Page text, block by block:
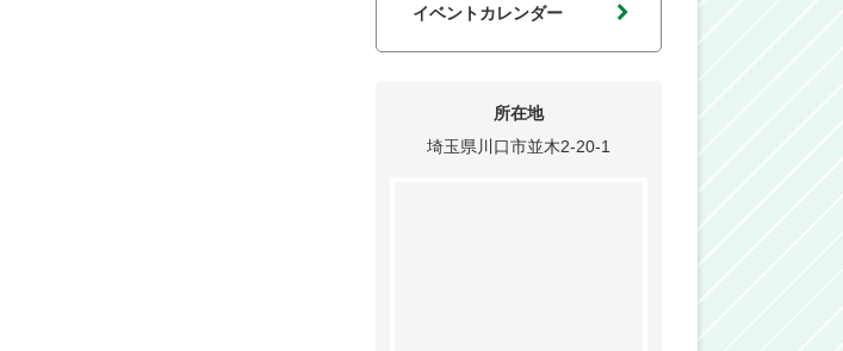
イベントカレンダー
所在地
埼玉県川口市並木2-20-1